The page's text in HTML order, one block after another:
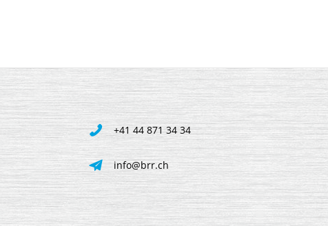
+41 44 871 34 34
info@brr.ch